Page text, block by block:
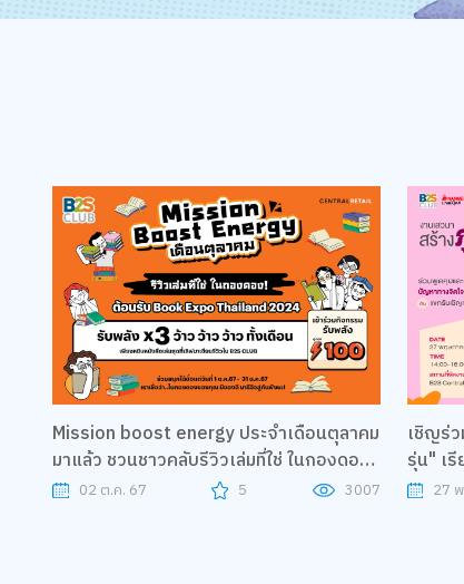
Mission boost energy ประจำเดือนตุลาคม
มาแล้ว ชวนชาวคลับรีวิวเล่มที่ใช่ ในกองดอง
ต้อนรับ Book Fair Expo Thailand 2024
02 ต.ค. 67 5 3007
เชิญร่
รุ่น" เ
แนวท
27